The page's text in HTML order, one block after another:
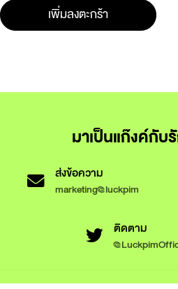
เพิ่มลงตะกร้า
มาเป็นแก๊งค์กั
ส่งข้อความ
marketing@luckpim
ติดตาม